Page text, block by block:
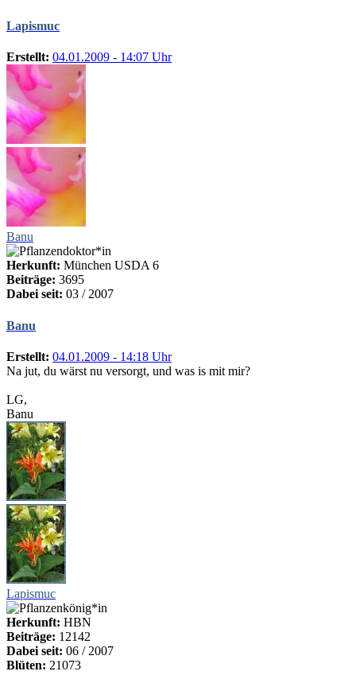
Lapismuc
Erstellt: 04.01.2009 - 14:07 Uhr
Banu
Herkunft: München USDA 6
Beiträge: 3695
Dabei seit: 03 / 2007
Banu
Erstellt: 04.01.2009 - 14:18 Uhr
Na jut, du wärst nu versorgt, und was is mit mir?
LG,
Banu
Lapismuc
Herkunft: HBN
Beiträge: 12142
Dabei seit: 06 / 2007
Blüten: 21073